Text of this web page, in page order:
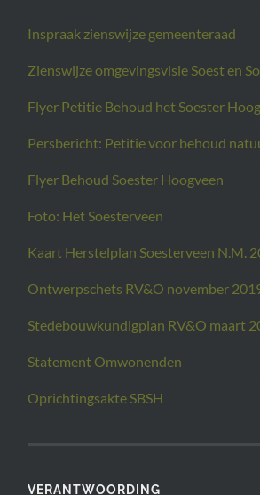
Inspraak zienswijze gemeenteraad
Zienswijze omgevingsvisie Soest en
Flyer Petitie Behoud het Soester
Persbericht: Petitie voor behoud
Flyer Behoud Soester Hoogveen
Foto: Het Soesterveen
Kaart Herstelplan Soesterveen N.M.
Ontwerpschets RV&O november
Stedebouwkundigplan RV&O maart
Statement Omwonenden
Oprichtingsakte SBSH
VERANTWOORDING